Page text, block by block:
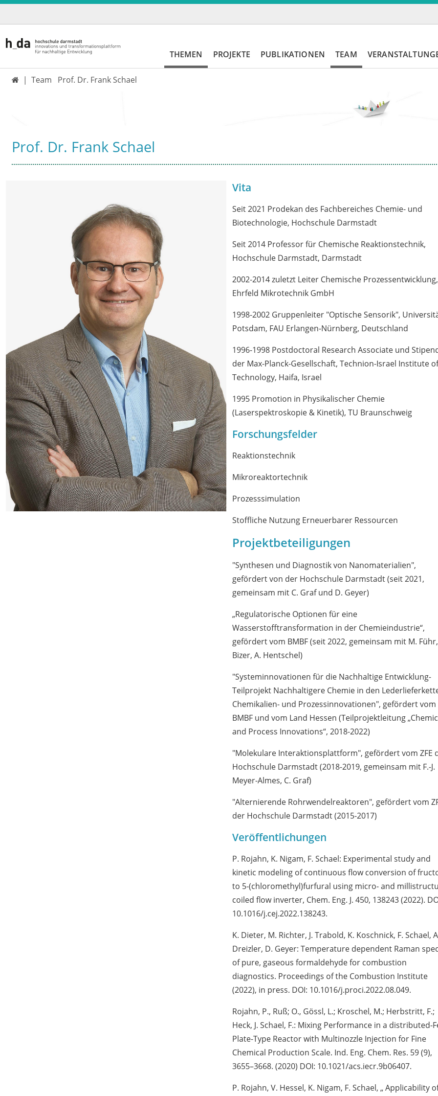
THEMEN PROJEKTE PUBLIKATIONEN TEAM
 Team Prof. Dr. Frank Schael
Prof. Dr. Frank Schael
Vita
Seit 2021 Prodekan des Fachbereiches Chemie- und
Biotechnologie, Hochschule Darmstadt
Seit 2014 Professor für Chemische Reaktionstechnik,
Hochschule Darmstadt, Darmstadt
2002-2014 zuletzt Leiter Chemische Prozessentwicklung,
Ehrfeld Mikrotechnik GmbH
1998-2002 Gruppenleiter "Optische Sensorik",
Potsdam, FAU Erlangen-Nürnberg, Deutschland
1996-1998 Postdoctoral Research Associate und
der Max-Planck-Gesellschaft, Technion-Israel Institute of
Technology, Haifa, Israel
1995 Promotion in Physikalischer Chemie
(Laserspektroskopie & Kinetik), TU Braunschweig
Forschungsfelder
Reaktionstechnik
Mikroreaktortechnik
Prozesssimulation
Stoffliche Nutzung Erneuerbarer Ressourcen
Projektbeteiligungen
"Synthesen und Diagnostik von Nanomaterialien",
gefördert von der Hochschule Darmstadt (seit 2021,
gemeinsam mit C. Graf und D. Geyer)
„Regulatorische Optionen für eine
Wasserstofftransformation in der Chemieindustrie“,
gefördert vom BMBF (seit 2022, gemeinsam mit M.
Bizer, A. Hentschel)
"Systeminnovationen für die Nachhaltige Entwicklung-
Teilprojekt Nachhaltigere Chemie in den
Chemikalien- und Prozessinnovationen", gefördert vom
BMBF und vom Land Hessen (Teilprojektleitung
and Process Innovations“, 2018-2022)
"Molekulare Interaktionsplattform", gefördert vom ZFE
Hochschule Darmstadt (2018-2019, gemeinsam mit F.-J.
Meyer-Almes, C. Graf)
"Alternierende Rohrwendelreaktoren", gefördert vom
der Hochschule Darmstadt (2015-2017)
Veröffentlichungen
P. Rojahn, K. Nigam, F. Schael: Experimental study and
kinetic modeling of continuous flow conversion of
to 5-(chloromethyl)furfural using micro- and
coiled flow inverter, Chem. Eng. J. 450, 138243 (2022).
10.1016/j.cej.2022.138243.
K. Dieter, M. Richter, J. Trabold, K. Koschnick, F. Schael,
Dreizler, D. Geyer: Temperature dependent Raman
of pure, gaseous formaldehyde for combustion
diagnostics. Proceedings of the Combustion Institute
(2022), in press. DOI: 10.1016/j.proci.2022.08.049.
Rojahn, P., Ruß; O., Gössl, L.; Kroschel, M.; Herbstritt, F.;
Heck, J. Schael, F.: Mixing Performance in a distributed-
Plate-Type Reactor with Multinozzle Injection for Fine
Chemical Production Scale. Ind. Eng. Chem. Res. 59 (9),
3655–3668. (2020) DOI: 10.1021/acs.iecr.9b06407.
P. Rojahn, V. Hessel, K. Nigam, F. Schael, „ Applicability